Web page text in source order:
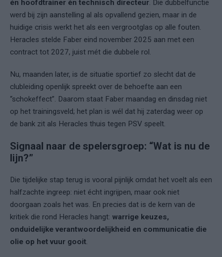
én hoofdtrainer én technisch directeur. Die dubbelfunctie
werd bij zijn aanstelling al als opvallend gezien, maar in de
huidige crisis werkt het als een vergrootglas op alle fouten.
Heracles stelde Faber eind november 2025 aan met een
contract tot 2027, juist mét die dubbele rol.
Nu, maanden later, is de situatie sportief zo slecht dat de
clubleiding openlijk spreekt over de behoefte aan een
“schokeffect”. Daarom staat Faber maandag en dinsdag niet
op het trainingsveld; het plan is wél dat hij zaterdag weer op
de bank zit als Heracles thuis tegen PSV speelt.
Signaal naar de spelersgroep: “Wat is nu de
lijn?”
Die tijdelijke stap terug is vooral pijnlijk omdat het voelt als een
halfzachte ingreep: niet écht ingrijpen, maar ook niet
doorgaan zoals het was. En precies dat is de kern van de
kritiek die rond Heracles hangt: warrige keuzes,
onduidelijke verantwoordelijkheid en communicatie die
olie op het vuur gooit.